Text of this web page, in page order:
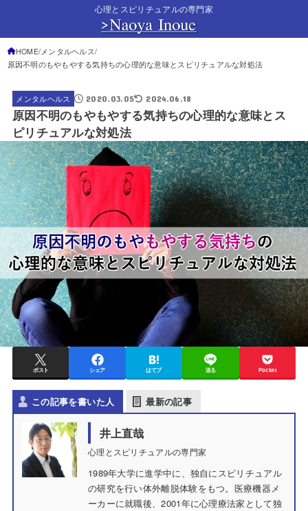
心理とスピリチュアルの専門家
HOME メンタルヘルス
原因不明のもやもやする気持ちの心理的な意味とスピリチュアルな対処法
メンタルヘルス 2020.03.05 2024.06.18
原因不明のもやもやする気持ちの心理的な意味とス
ピリチュアルな対処法
ポスト シェア はてブ 送る Pocket
この記事を書いた人 最新の記事
井上直哉
心理とスピリチュアルの専門家
1989年大学に進学中に、独自にスピリチュアル
の研究を行い体外離脱体験をもつ。医療機器メ
ーカーに就職後、2001年に心理療法家として独